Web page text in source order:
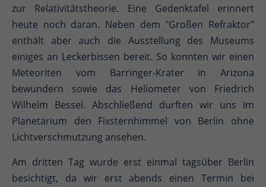
zur Relativitätstheorie. Eine Gedenktafel erinnert
heute noch daran. Neben dem "Großen Refraktor"
enthält aber auch die Ausstellung des Museums
einiges an Leckerbissen bereit. So konnten wir einen
Meteoriten vom Barringer-Krater in Arizona
bewundern sowie das Heliometer von Friedrich
Wilhelm Bessel. Abschließend durften wir uns im
Planetarium den Fixsternhimmel von Berlin ohne
Lichtverschmutzung ansehen.
Am dritten Tag wurde erst einmal tagsüber Berlin
besichtigt, da wir erst abends einen Termin bei